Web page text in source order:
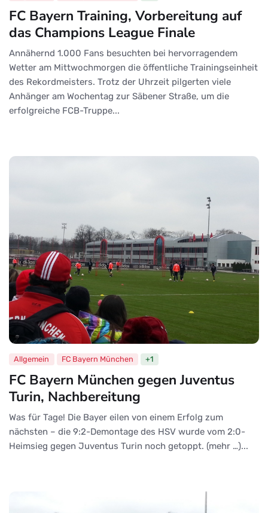
FC Bayern Training, Vorbereitung auf
das Champions League Finale
Annähernd 1.000 Fans besuchten bei hervorragendem
Wetter am Mittwochmorgen die öffentliche Trainingseinheit
des Rekordmeisters. Trotz der Uhrzeit pilgerten viele
Anhänger am Wochentag zur Säbener Straße, um die
erfolgreiche FCB-Truppe...
FC Bayern München gegen Juventus
Turin, Nachbereitung
Was für Tage! Die Bayer eilen von einem Erfolg zum
nächsten – die 9:2-Demontage des HSV wurde vom 2:0-
Heimsieg gegen Juventus Turin noch getoppt. (mehr …)...
Allgemein FC Bayern München +1